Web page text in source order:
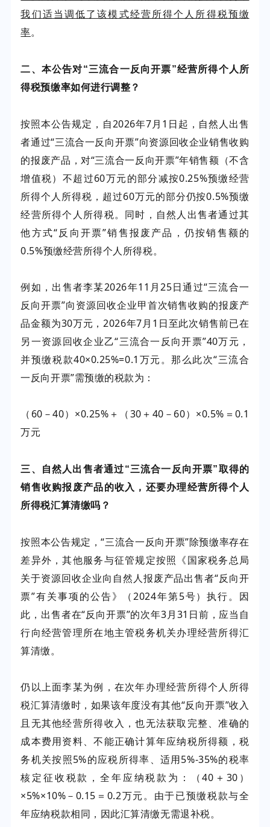
我们适当调低了该模式经营所得个人所得税预缴
率。
二、本公告对“三流合一反向开票”经营所得个人所
得税预缴率如何进行调整？
按照本公告规定，自2026年7月1日起，自然人出售
者通过“三流合一反向开票”向资源回收企业销售收购
的报废产品，对“三流合一反向开票”年销售额（不含
增值税）不超过60万元的部分减按0.25%预缴经营
所得个人所得税，超过60万元的部分仍按0.5%预缴
经营所得个人所得税。同时，自然人出售者通过其
他方式“反向开票”销售报废产品，仍按销售额的
0.5%预缴经营所得个人所得税。
例如，出售者李某2026年11月25日通过“三流合一
反向开票”向资源回收企业甲首次销售收购的报废产
品金额为30万元，2026年7月1日至此次销售前已在
另一资源回收企业乙“三流合一反向开票”40万元，
并预缴税款40×0.25%=0.1万元。那么此次“三流合
一反向开票”需预缴的税款为：
（60－40）×0.25%＋（30＋40－60）×0.5%＝0.1
万元
三、自然人出售者通过“三流合一反向开票”取得的
销售收购报废产品的收入，还要办理经营所得个人
所得税汇算清缴吗？
按照本公告规定，“三流合一反向开票”除预缴率存在
差异外，其他服务与征管规定按照《国家税务总局
关于资源回收企业向自然人报废产品出售者“反向开
票”有关事项的公告》（2024年第5号）执行。因
此，出售者在“反向开票”的次年3月31日前，应当自
行向经营管理所在地主管税务机关办理经营所得汇
算清缴。
仍以上面李某为例，在次年办理经营所得个人所得
税汇算清缴时，如果该年度没有其他“反向开票”收入
且无其他经营所得收入，也无法获取完整、准确的
成本费用资料、不能正确计算年应纳税所得额，税
务机关按照5%的应税所得率、适用5%-35%的税率
核定征收税款，全年应纳税款为：（40＋30）
×5%×10%－0.15＝0.2万元。由于已预缴税款与全
年应纳税款相同，因此汇算清缴无需退补税。